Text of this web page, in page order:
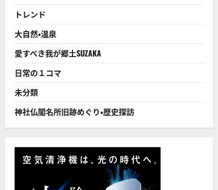
トレンド
大自然・温泉
愛すべき我が郷土SUZAKA
日常の１コマ
未分類
神社仏閣名所旧跡めぐり・歴史探訪